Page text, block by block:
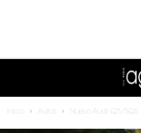
Autos Nuevo Audi Q5/